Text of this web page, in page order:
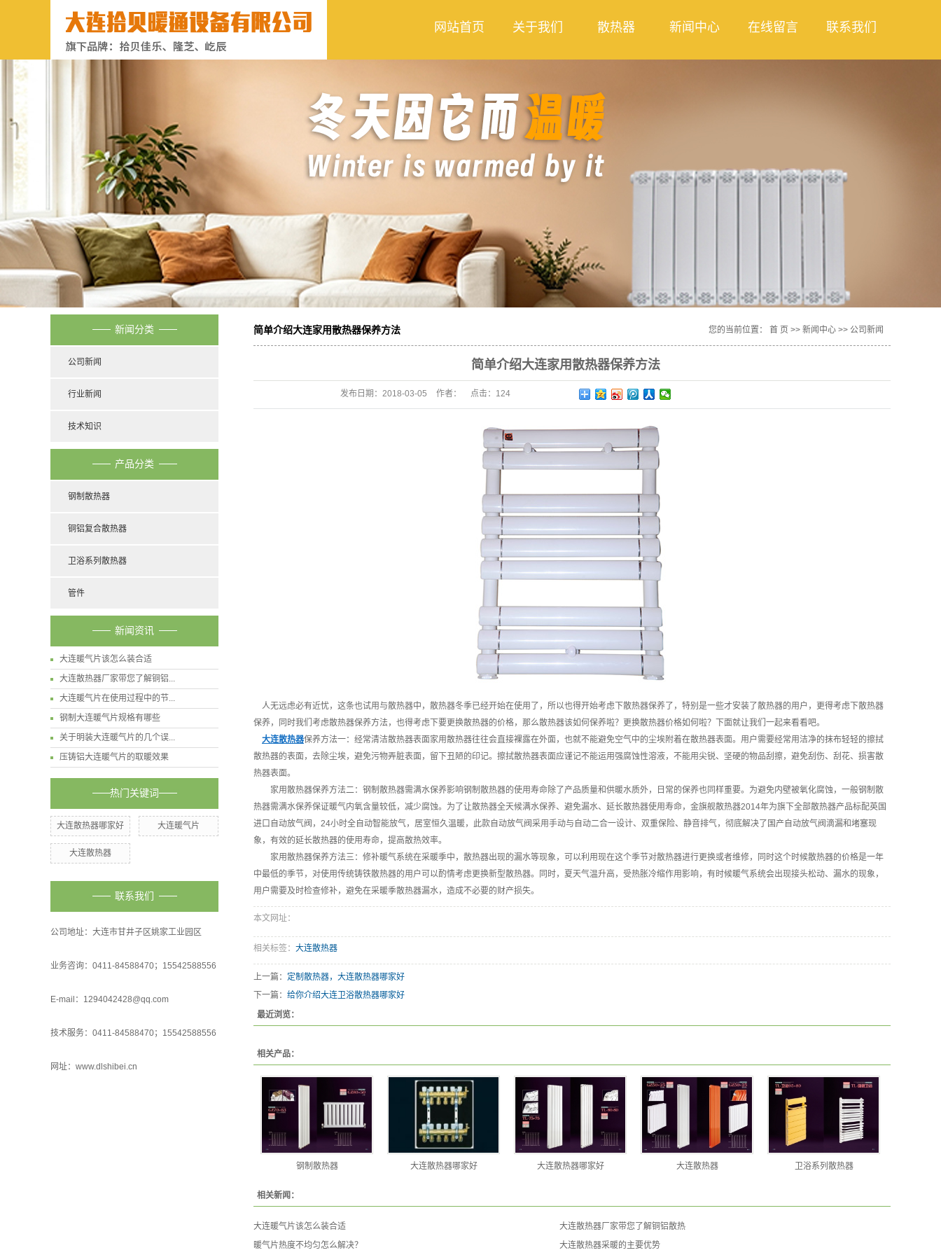
网站首页 关于我们
合作案例
散热器
铜铝复合散热
卫浴系列散热
新闻中心 在线留言 联系我们
新闻分类
公司新闻
行业新闻
技术知识
产品分类
钢制散热器
铜铝复合散热器
卫浴系列散热器
管件
新闻资讯
大连暖气片该怎么装合适
大连散热器厂家带您了解铜铝...
大连暖气片在使用过程中的节...
钢制大连暖气片规格有哪些
关于明装大连暖气片的几个误...
压铸铝大连暖气片的取暖效果
热门关键词
大连散热器哪家好 大连暖气片
大连散热器
联系我们
公司地址：大连市甘井子区姚家工业园区
业务咨询：0411-84588470；15542588556
E-mail：1294042428@qq.com
技术服务：0411-84588470；15542588556
网址：www.dlshibei.cn
简单介绍大连家用散热器保养方法 您的当前位置： 首 页 >> 新闻中心 >> 公司新闻
简单介绍大连家用散热器保养方法
发布日期： 2018-03-05 作者： 点击： 124
人无远虑必有近忧，这条也试用与散热器中，散热器冬季已经开始在使用了，所以也得开始考虑下散热器保养了，特别是一些才安装了散热器的用户，更得考虑下散热器
保养，同时我们考虑散热器保养方法，也得考虑下要更换散热器的价格，那么散热器该如何保养啦？更换散热器价格如何啦？下面就让我们一起来看看吧。
大连散热器保养方法一：经常清洁散热器表面家用散热器往往会直接裸露在外面，也就不能避免空气中的尘埃附着在散热器表面。用户需要经常用洁净的抹布轻轻的擦拭
散热器的表面，去除尘埃，避免污物弄脏表面，留下丑陋的印记。擦拭散热器表面应谨记不能运用强腐蚀性溶液，不能用尖锐、坚硬的物品刮擦，避免刮伤、刮花、损害散
热器表面。
家用散热器保养方法二：钢制散热器需满水保养影响钢制散热器的使用寿命除了产品质量和供暖水质外，日常的保养也同样重要。为避免内壁被氧化腐蚀，一般钢制散
热器需满水保养保证暖气内氧含量较低，减少腐蚀。为了让散热器全天候满水保养、避免漏水、延长散热器使用寿命，金旗舰散热器2014年为旗下全部散热器产品标配英国
进口自动放气阀，24小时全自动智能放气，居室恒久温暖，此款自动放气阀采用手动与自动二合一设计、双重保险、静音排气，彻底解决了国产自动放气阀滴漏和堵塞现
象，有效的延长散热器的使用寿命，提高散热效率。
家用散热器保养方法三：修补暖气系统在采暖季中，散热器出现的漏水等现象，可以利用现在这个季节对散热器进行更换或者维修，同时这个时候散热器的价格是一年
中最低的季节，对使用传统铸铁散热器的用户可以酌情考虑更换新型散热器。同时，夏天气温升高，受热胀冷缩作用影响，有时候暖气系统会出现接头松动、漏水的现象，
用户需要及时检查修补，避免在采暖季散热器漏水，造成不必要的财产损失。
本文网址：
相关标签： 大连散热器
上一篇： 定制散热器，大连散热器哪家好
下一篇： 给你介绍大连卫浴散热器哪家好
最近浏览：
相关产品：
钢制散热器 大连散热器哪家好 大连散热器哪家好 大连散热器 卫浴系列散热器
相关新闻：
大连暖气片该怎么装合适
大连散热器厂家带您了解铜铝散热
暖气片热度不均匀怎么解决？
大连散热器采暖的主要优势